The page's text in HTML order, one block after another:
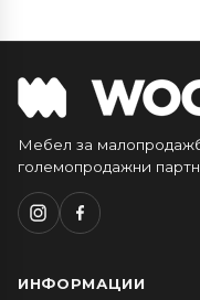
Мебел за
големопродажни
ИНФОРМАЦИИ